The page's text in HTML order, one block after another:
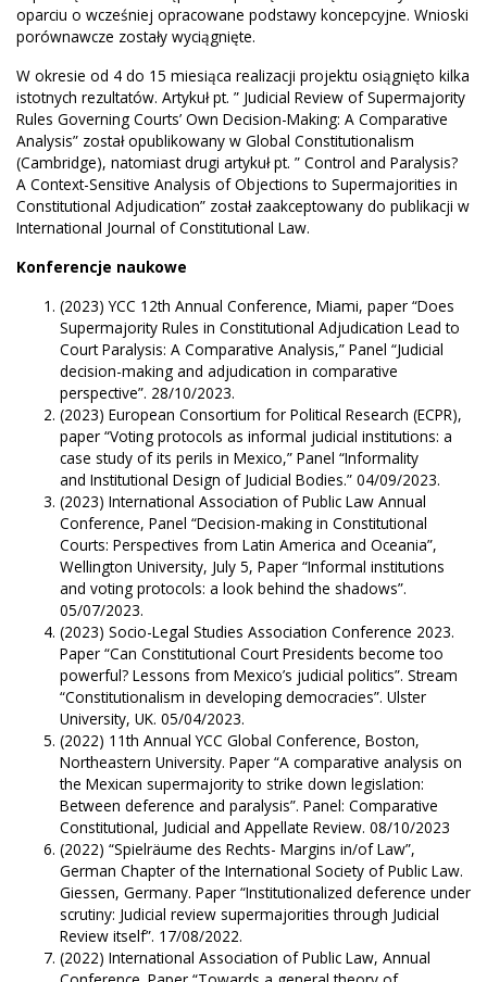
oparciu o wcześniej opracowane podstawy koncepcyjne. Wnioski
porównawcze zostały wyciągnięte.
W okresie od 4 do 15 miesiąca realizacji projektu osiągnięto kilka
istotnych rezultatów. Artykuł pt. ” Judicial Review of Supermajority
Rules Governing Courts’ Own Decision-Making: A Comparative
Analysis” został opublikowany w Global Constitutionalism
(Cambridge), natomiast drugi artykuł pt. ” Control and Paralysis?
A Context-Sensitive Analysis of Objections to Supermajorities in
Constitutional Adjudication” został zaakceptowany do publikacji w
International Journal of Constitutional Law.
Konferencje naukowe
(2023) YCC 12th Annual Conference, Miami, paper “Does
Supermajority Rules in Constitutional Adjudication Lead to
Court Paralysis: A Comparative Analysis,” Panel “Judicial
decision-making and adjudication in comparative
perspective”. 28/10/2023.
(2023) European Consortium for Political Research (ECPR),
paper “Voting protocols as informal judicial institutions: a
case study of its perils in Mexico,” Panel “Informality
and Institutional Design of Judicial Bodies.” 04/09/2023.
(2023) International Association of Public Law Annual
Conference, Panel “Decision-making in Constitutional
Courts: Perspectives from Latin America and Oceania”,
Wellington University, July 5, Paper “Informal institutions
and voting protocols: a look behind the shadows”.
05/07/2023.
(2023) Socio-Legal Studies Association Conference 2023.
Paper “Can Constitutional Court Presidents become too
powerful? Lessons from Mexico’s judicial politics”. Stream
“Constitutionalism in developing democracies”. Ulster
University, UK. 05/04/2023.
(2022) 11th Annual YCC Global Conference, Boston,
Northeastern University. Paper “A comparative analysis on
the Mexican supermajority to strike down legislation:
Between deference and paralysis”. Panel: Comparative
Constitutional, Judicial and Appellate Review. 08/10/2023
(2022) “Spielräume des Rechts- Margins in/of Law”,
German Chapter of the International Society of Public Law.
Giessen, Germany. Paper “Institutionalized deference under
scrutiny: Judicial review supermajorities through Judicial
Review itself”. 17/08/2022.
(2022) International Association of Public Law, Annual